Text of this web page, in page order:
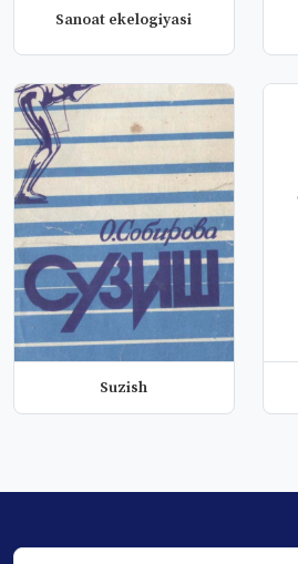
Sanoat ekelogiyasi
Suzish